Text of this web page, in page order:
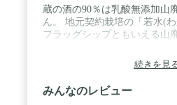
蔵の酒の90％は乳酸無添加山
ん。 地元契約栽培の「若水(
フラッグシップともいえる山
続きを見
みんなのレビュー